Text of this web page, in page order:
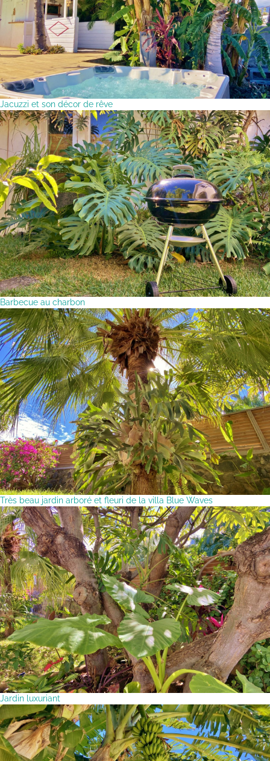
Jacuzzi et son décor de rêve
Barbecue au charbon
Très beau jardin arboré et fleuri de la villa Blue Waves
Jardin luxuriant